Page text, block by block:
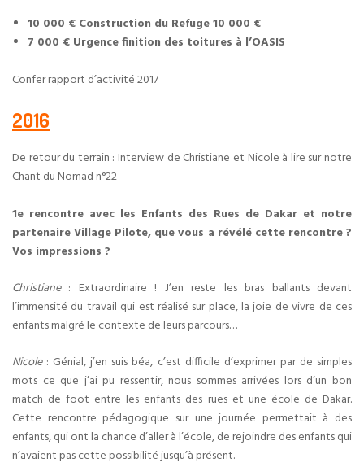
10 000 € Construction du Refuge 10 000 €
7 000 € Urgence finition des toitures à l’OASIS
Confer rapport d’activité 2017
2016
De retour du terrain : Interview de Christiane et Nicole à lire sur notre
Chant du Nomad n°22
1e rencontre avec les Enfants des Rues de Dakar et notre
partenaire Village Pilote, que vous a révélé cette rencontre ?
Vos impressions ?
Christiane: Extraordinaire ! J’en reste les bras ballants devant
l’immensité du travail qui est réalisé sur place, la joie de vivre de ces
enfants malgré le contexte de leurs parcours…
Nicole: Génial, j’en suis béa, c’est difficile d’exprimer par de simples
mots ce que j’ai pu ressentir, nous sommes arrivées lors d’un bon
match de foot entre les enfants des rues et une école de Dakar.
Cette rencontre pédagogique sur une journée permettait à des
enfants, qui ont la chance d’aller à l’école, de rejoindre des enfants qui
n’avaient pas cette possibilité jusqu’à présent.